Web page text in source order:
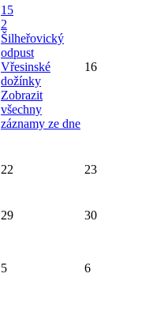
15
2
Šilheřovický
odpust
Vřesinské
dožínky
Zobrazit
všechny
záznamy ze dne
16
22 23
29 30
5 6